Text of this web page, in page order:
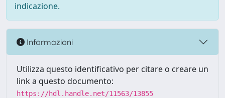
indicazione.
Informazioni
Utilizza questo identificativo per citare o creare un
link a questo documento:
https://hdl.handle.net/11563/13855